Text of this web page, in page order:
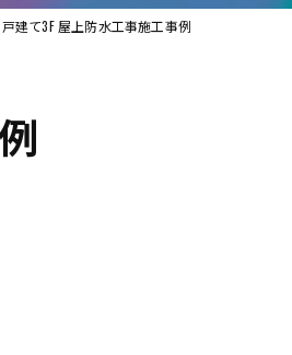
建て3F 屋上防水工事施工事例